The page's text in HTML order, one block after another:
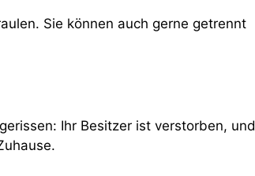
Sie können auch gerne getrennt
Ihr Besitzer ist verstorben, und